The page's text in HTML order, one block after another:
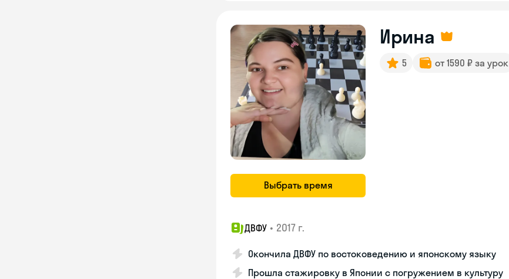
Выбрать время
Ирина
5 от 1590 ₽ за урок
ДВФУ • 2017 г.
Окончила ДВФУ по востоковедению и японскому языку
Прошла стажировку в Японии с погружением в культуру